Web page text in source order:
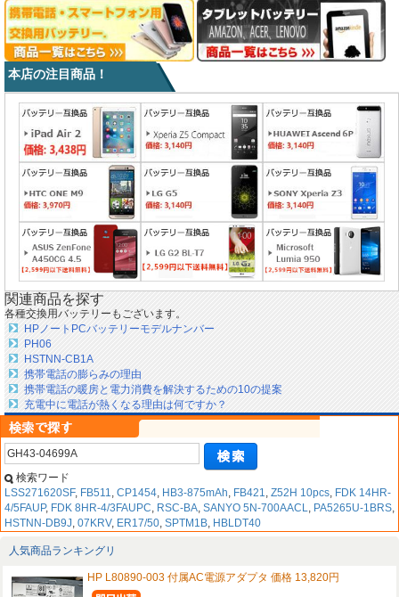
本店の注目商品！
関連商品を探す
各種交換用バッテリーもございます。
HPノートPCバッテリーモデルナンバー
PH06
HSTNN-CB1A
携帯電話の膨らみの理由
携帯電話の暖房と電力消費を解決するための10の提案
充電中に電話が熱くなる理由は何ですか？
検索ワード
LSS271620SF, FB511, CP1454, HB3-875mAh, FB421, Z52H 10pcs, FDK 14HR-
4/5FAUP, FDK 8HR-4/3FAUPC, RSC-BA, SANYO 5N-700AACL, PA5265U-1BRS,
HSTNN-DB9J, 07KRV, ER17/50, SPTM1B, HBLDT40
人気商品ランキングリ
HP L80890-003 付属AC電源アダプタ 価格 13,820円